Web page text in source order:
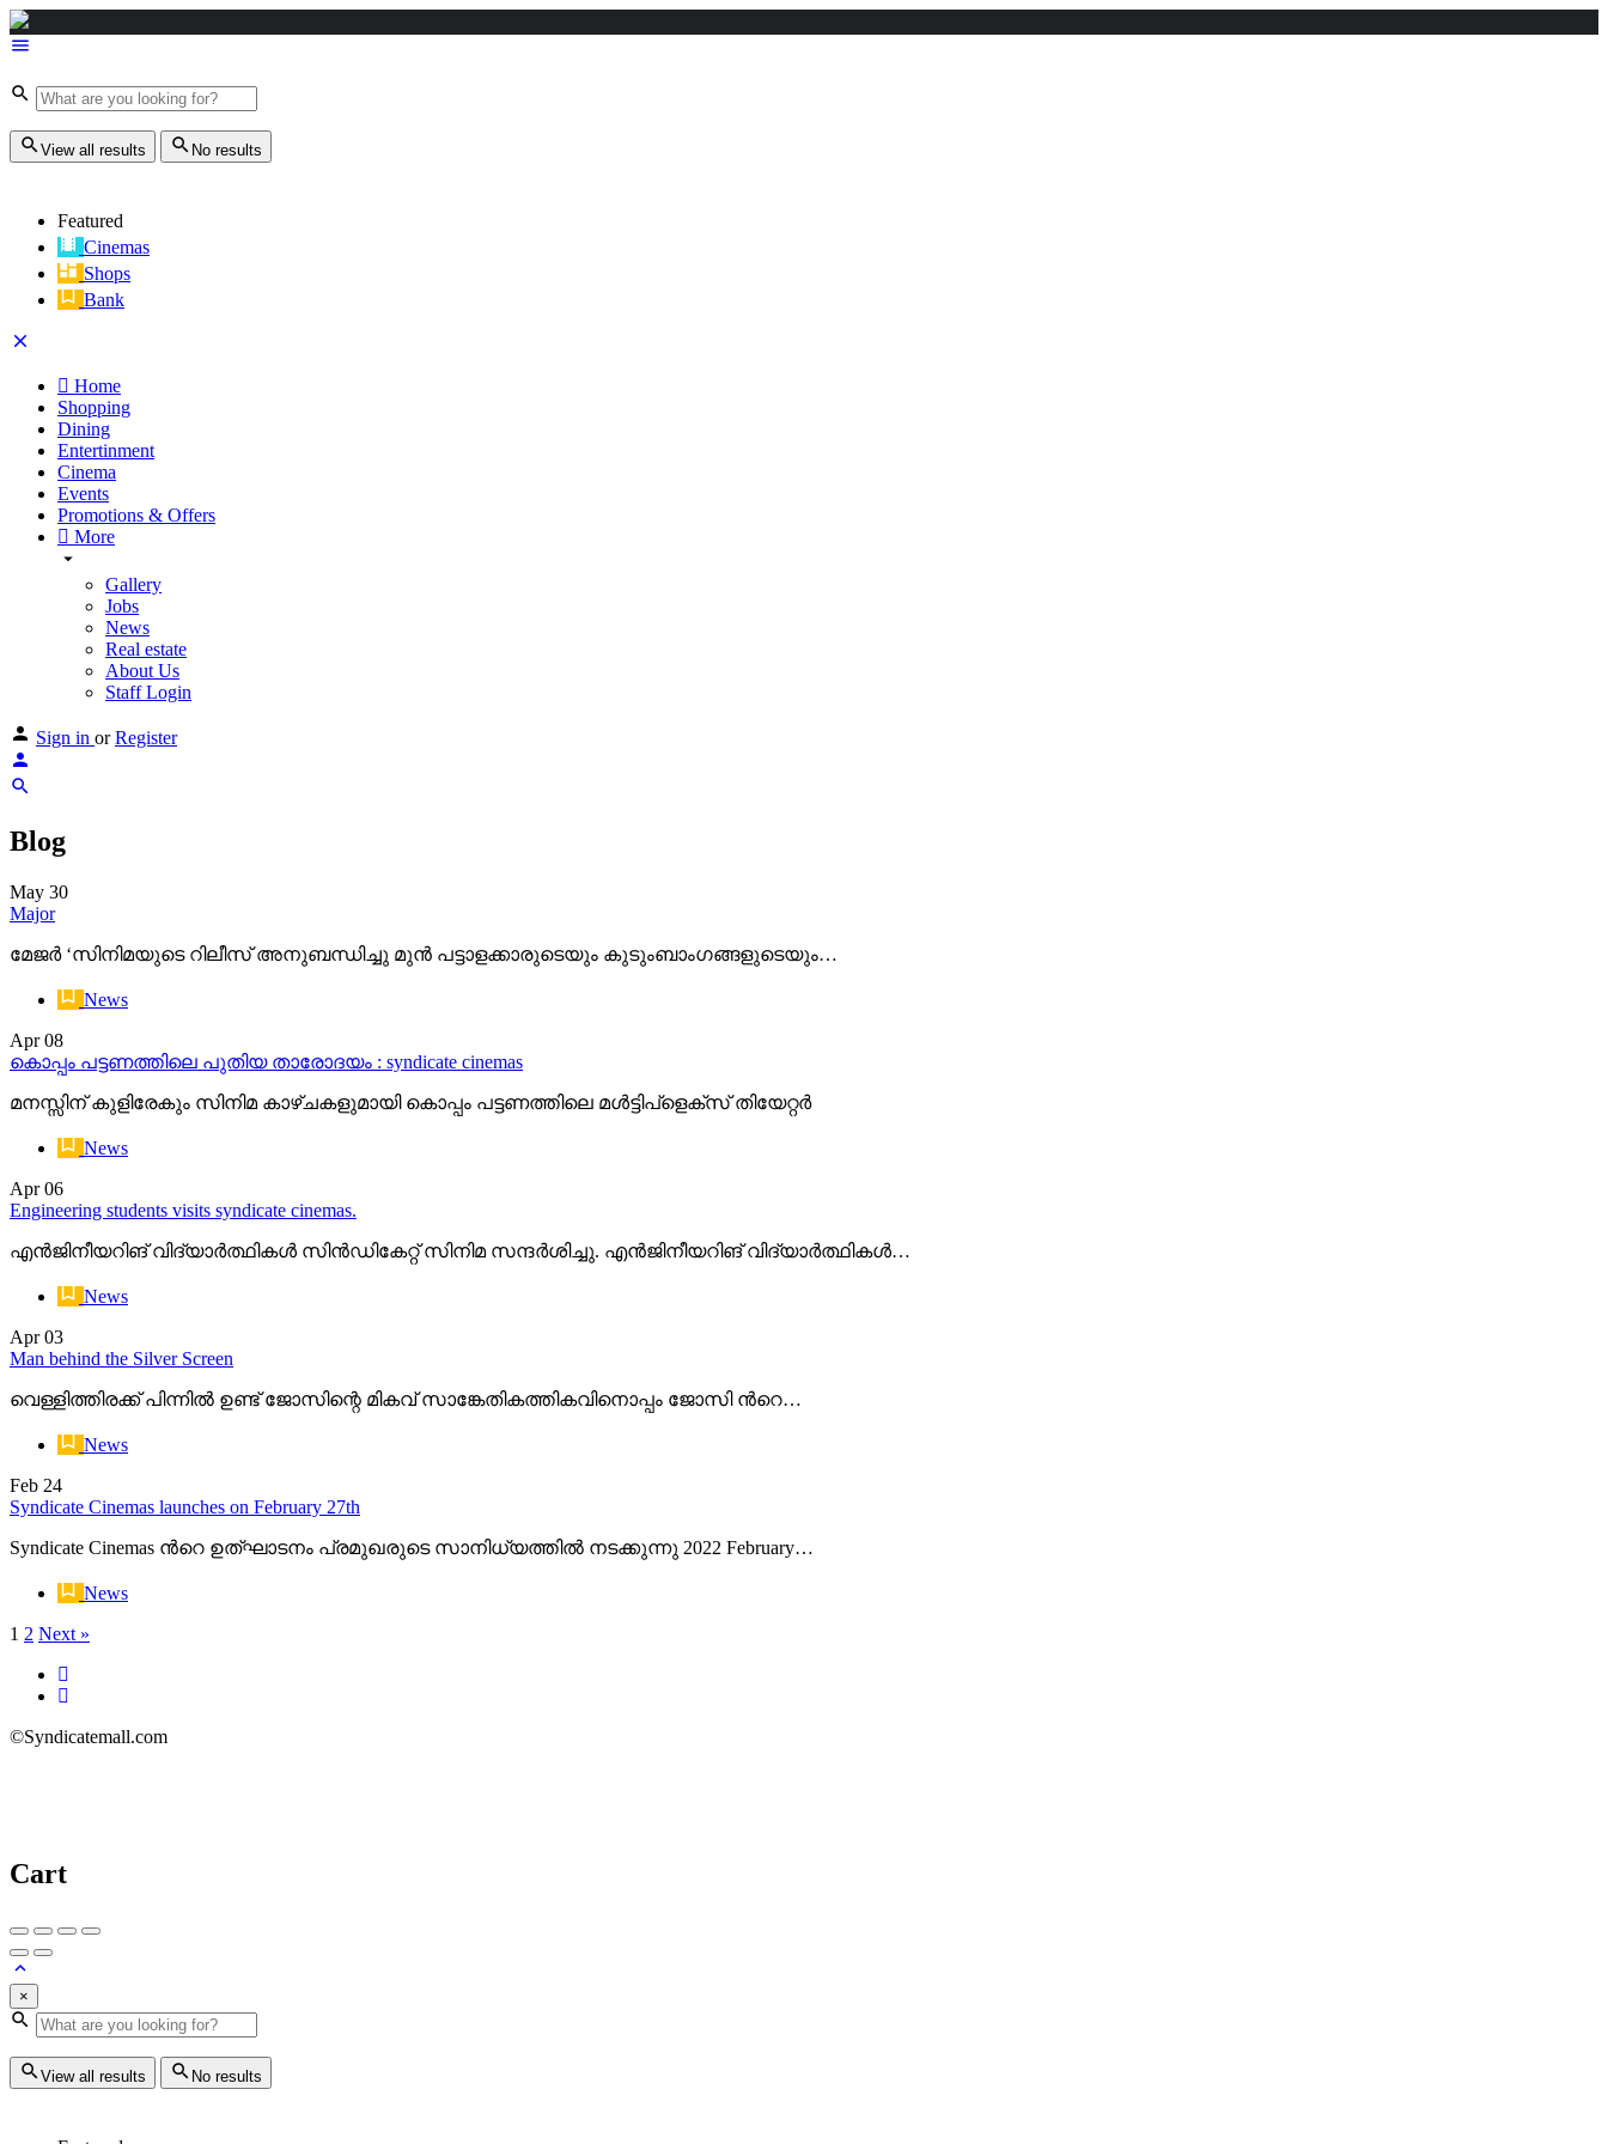
uhren1.com
View all results No results
Featured
Cinemas
Shops
Bank
Home
Shopping
Dining
Entertinment
Cinema
Events
Promotions & Offers
More
Gallery
Jobs
News
Real estate
About Us
Staff Login
Sign in or Register
Blog
May 30
Major
മേജർ ‘സിനിമയുടെ റിലീസ് അനുബന്ധിച്ചു മുൻ പട്ടാളക്കാരുടെയും കുടുംബാംഗങ്ങളുടെയും…
News
Apr 08
കൊപ്പം പട്ടണത്തിലെ പുതിയ താരോദയം : syndicate cinemas
മനസ്സിന് കുളിരേകും സിനിമ കാഴ്ചകളുമായി കൊപ്പം പട്ടണത്തിലെ മൾട്ടിപ്ളെക്സ് തിയേറ്റർ
News
Apr 06
Engineering students visits syndicate cinemas.
എൻജിനീയറിങ് വിദ്യാർത്ഥികൾ സിൻഡികേറ്റ് സിനിമ സന്ദർശിച്ചു. എൻജിനീയറിങ് വിദ്യാർത്ഥികൾ…
News
Apr 03
Man behind the Silver Screen
വെള്ളിത്തിരക്ക് പിന്നിൽ ഉണ്ട് ജോസിന്റെ മികവ് സാങ്കേതികത്തികവിനൊപ്പം ജോസി ന്‍റെ…
News
Feb 24
Syndicate Cinemas launches on February 27th
Syndicate Cinemas ന്‍റെ ഉത്ഘാടനം പ്രമുഖരുടെ സാനിധ്യത്തില്‍ നടക്കുന്നു​ 2022 February…
News
1 2 Next »
©Syndicatemall.com
Cart
×
View all results No results